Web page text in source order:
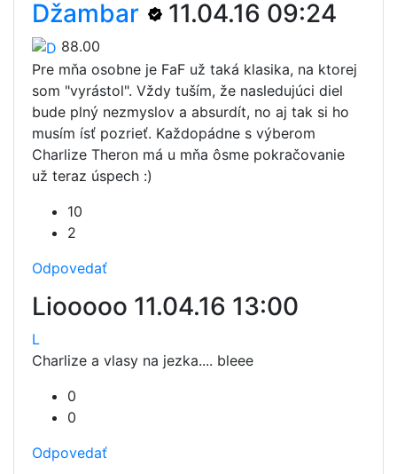
Džambar 11.04.16 09:24
88.00
Pre mňa osobne je FaF už taká klasika, na ktorej
som "vyrástol". Vždy tuším, že nasledujúci diel
bude plný nezmyslov a absurdít, no aj tak si ho
musím ísť pozrieť. Každopádne s výberom
Charlize Theron má u mňa ôsme pokračovanie
už teraz úspech :)
10
2
Odpovedať
Liooooo 11.04.16 13:00
L
Charlize a vlasy na jezka.... bleee
0
0
Odpovedať